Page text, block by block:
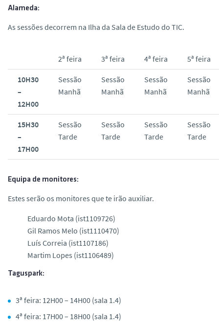
Alameda:
As sessões decorrem na Ilha da Sala de Estudo do TIC.
2ª feira 3ª feira 4ª feira 5ª feira
10H30
–
12H00
Sessão
Manhã
Sessão
Manhã
Sessão
Manhã
Sessão
Manhã
15H30
–
17H00
Sessão
Tarde
Sessão
Tarde
Sessão
Tarde
Sessão
Tarde
Equipa de monitores:
Estes serão os monitores que te irão auxiliar.
Eduardo Mota (ist1109726)
Gil Ramos Melo (ist1110470)
Luís Correia (ist1107186)
Martim Lopes (ist1106489)
Taguspark:
3ª feira: 12H00 – 14H00 (sala 1.4)
4ª feira: 17H00 – 18H00 (sala 1.4)